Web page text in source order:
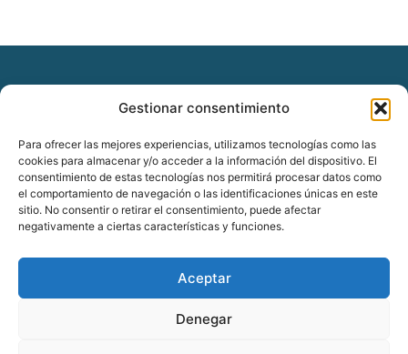
Gestionar consentimiento
Para ofrecer las mejores experiencias, utilizamos tecnologías como las
cookies para almacenar y/o acceder a la información del dispositivo. El
consentimiento de estas tecnologías nos permitirá procesar datos como
el comportamiento de navegación o las identificaciones únicas en este
sitio. No consentir o retirar el consentimiento, puede afectar
negativamente a ciertas características y funciones.
Aceptar
Denegar
© Copyright www.fontanerovalencia24.com
Todos los derechos reservados.